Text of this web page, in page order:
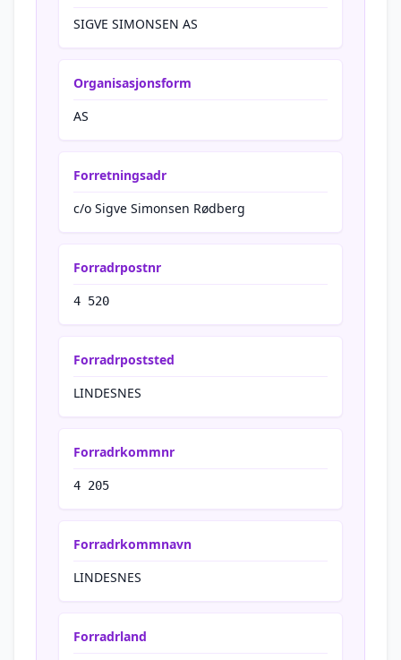
SIGVE SIMONSEN AS
Organisasjonsform
AS
Forretningsadr
c/o Sigve Simonsen Rødberg
Forradrpostnr
4 520
Forradrpoststed
LINDESNES
Forradrkommnr
4 205
Forradrkommnavn
LINDESNES
Forradrland